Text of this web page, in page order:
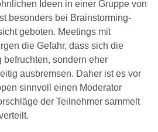
Ideen in einer Gruppe von
besonders bei Brainstorming-
geboten. Meetings mit
die Gefahr, dass sich die
befruchten, sondern eher
ausbremsen. Daher ist es vor
sinnvoll einen Moderator
der Teilnehmer sammelt